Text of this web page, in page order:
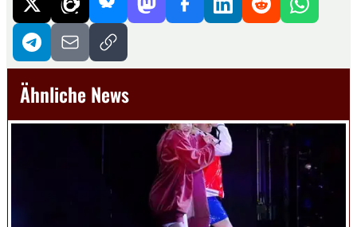
Ähnliche News